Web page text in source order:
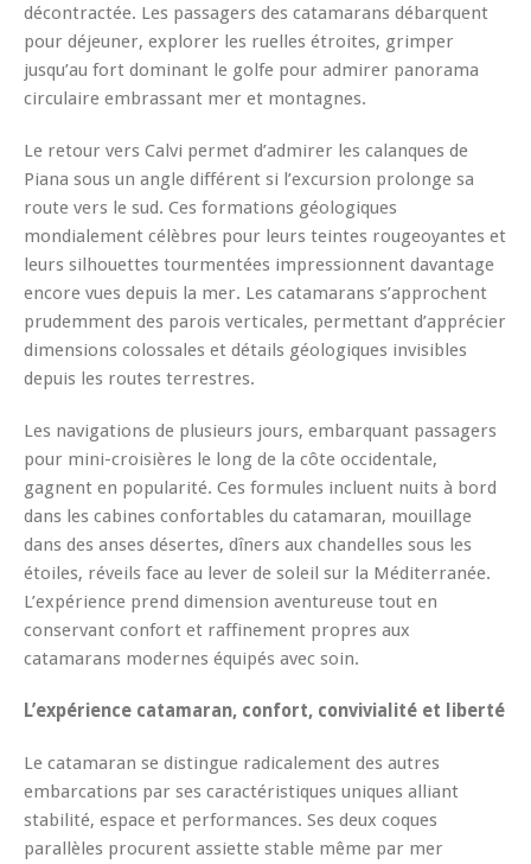
décontractée. Les passagers des catamarans débarquent
pour déjeuner, explorer les ruelles étroites, grimper
jusqu’au fort dominant le golfe pour admirer panorama
circulaire embrassant mer et montagnes.
Le retour vers Calvi permet d’admirer les calanques de
Piana sous un angle différent si l’excursion prolonge sa
route vers le sud. Ces formations géologiques
mondialement célèbres pour leurs teintes rougeoyantes et
leurs silhouettes tourmentées impressionnent davantage
encore vues depuis la mer. Les catamarans s’approchent
prudemment des parois verticales, permettant d’apprécier
dimensions colossales et détails géologiques invisibles
depuis les routes terrestres.
Les navigations de plusieurs jours, embarquant passagers
pour mini-croisières le long de la côte occidentale,
gagnent en popularité. Ces formules incluent nuits à bord
dans les cabines confortables du catamaran, mouillage
dans des anses désertes, dîners aux chandelles sous les
étoiles, réveils face au lever de soleil sur la Méditerranée.
L’expérience prend dimension aventureuse tout en
conservant confort et raffinement propres aux
catamarans modernes équipés avec soin.
L’expérience catamaran, confort, convivialité et liberté
Le catamaran se distingue radicalement des autres
embarcations par ses caractéristiques uniques alliant
stabilité, espace et performances. Ses deux coques
parallèles procurent assiette stable même par mer